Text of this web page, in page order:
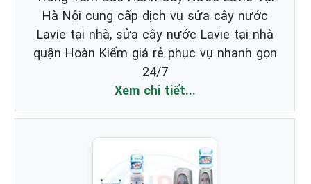
Hà Nội cung cấp dịch vụ sửa cây nước
Lavie tại nhà, sửa cây nước Lavie tại nhà
quận Hoàn Kiếm giá rẻ phục vụ nhanh gọn
24/7
Xem chi tiết...